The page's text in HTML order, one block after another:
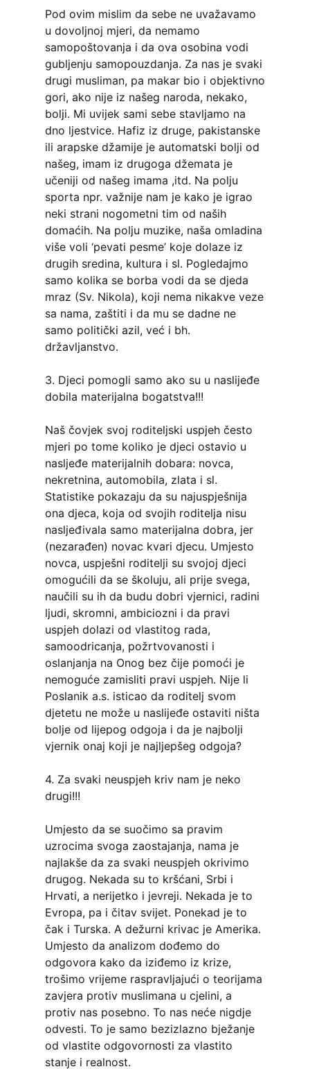
Pod ovim mislim da sebe ne uvažavamo
u dovoljnoj mjeri, da nemamo
samopoštovanja i da ova osobina vodi
gubljenju samopouzdanja. Za nas je svaki
drugi musliman, pa makar bio i objektivno
gori, ako nije iz našeg naroda, nekako,
bolji. Mi uvijek sami sebe stavljamo na
dno ljestvice. Hafiz iz druge, pakistanske
ili arapske džamije je automatski bolji od
našeg, imam iz drugoga džemata je
učeniji od našeg imama ,itd. Na polju
sporta npr. važnije nam je kako je igrao
neki strani nogometni tim od naših
domaćih. Na polju muzike, naša omladina
više voli ‘pevati pesme’ koje dolaze iz
drugih sredina, kultura i sl. Pogledajmo
samo kolika se borba vodi da se djeda
mraz (Sv. Nikola), koji nema nikakve veze
sa nama, zaštiti i da mu se dadne ne
samo politički azil, već i bh.
državljanstvo.
3. Djeci pomogli samo ako su u naslijeđe
dobila materijalna bogatstva!!!
Naš čovjek svoj roditeljski uspjeh često
mjeri po tome koliko je djeci ostavio u
nasljeđe materijalnih dobara: novca,
nekretnina, automobila, zlata i sl.
Statistike pokazaju da su najuspješnija
ona djeca, koja od svojih roditelja nisu
nasljeđivala samo materijalna dobra, jer
(nezarađen) novac kvari djecu. Umjesto
novca, uspješni roditelji su svojoj djeci
omogućili da se školuju, ali prije svega,
naučili su ih da budu dobri vjernici, radini
ljudi, skromni, ambiciozni i da pravi
uspjeh dolazi od vlastitog rada,
samoodricanja, požrtvovanosti i
oslanjanja na Onog bez čije pomoći je
nemoguće zamisliti pravi uspjeh. Nije li
Poslanik a.s. isticao da roditelj svom
djetetu ne može u naslijeđe ostaviti ništa
bolje od lijepog odgoja i da je najbolji
vjernik onaj koji je najljepšeg odgoja?
4. Za svaki neuspjeh kriv nam je neko
drugi!!!
Umjesto da se suočimo sa pravim
uzrocima svoga zaostajanja, nama je
najlakše da za svaki neuspjeh okrivimo
drugog. Nekada su to kršćani, Srbi i
Hrvati, a nerijetko i jevreji. Nekada je to
Evropa, pa i čitav svijet. Ponekad je to
čak i Turska. A dežurni krivac je Amerika.
Umjesto da analizom dođemo do
odgovora kako da iziđemo iz krize,
trošimo vrijeme raspravljajući o teorijama
zavjera protiv muslimana u cjelini, a
protiv nas posebno. To nas neće nigdje
odvesti. To je samo bezizlazno bježanje
od vlastite odgovornosti za vlastito
stanje i realnost.